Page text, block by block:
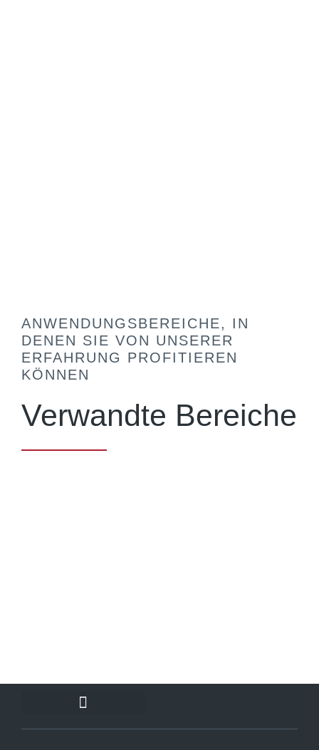
ANWENDUNGSBEREICHE, IN
DENEN SIE VON UNSERER
ERFAHRUNG PROFITIEREN
KÖNNEN
Verwandte Bereiche